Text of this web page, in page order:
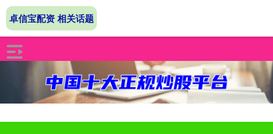
卓信宝配资 相关话题